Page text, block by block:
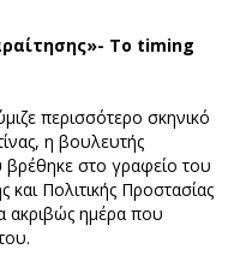
Το timing
περισσότερο σκηνικό
η βουλευτής
βρέθηκε στο γραφείο του
και Πολιτικής Προστασίας
ακριβώς ημέρα που